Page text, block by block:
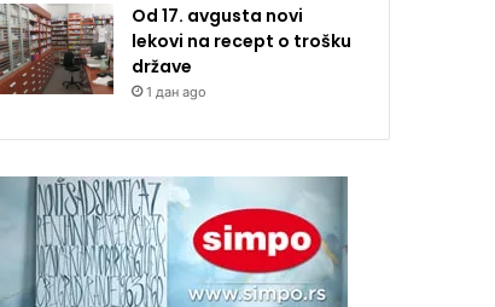
Od 17. avgusta novi
lekovi na recept o trošku
države
1 дан ago